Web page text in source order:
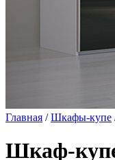
Главная /Шкафы-купе
Шкаф-